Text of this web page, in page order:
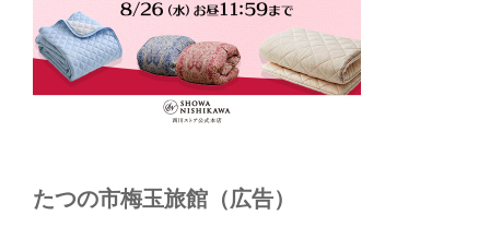
たつの市梅玉旅館（広告）